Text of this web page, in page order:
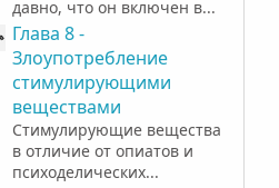
давно, что он включен в...
Глава 8 -
Злоупотребление
стимулирующими
веществами
Стимулирующие вещества
в отличие от опиатов и
психоделических...